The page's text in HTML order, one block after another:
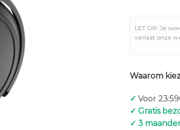
LET OP: Je
verlaat onze
Waarom
✓ Voor
✓ Gratis
✓ 3